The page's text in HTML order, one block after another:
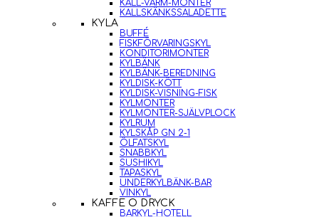
KALL-VARM-MONTER
KALLSKÄNKSSALADETTE
KYLA
BUFFÉ
FISKFÖRVARINGSKYL
KONDITORIMONTER
KYLBÄNK
KYLBÄNK-BEREDNING
KYLDISK-KÖTT
KYLDISK-VISNING-FISK
KYLMONTER
KYLMONTER-SJÄLVPLOCK
KYLRUM
KYLSKÅP GN 2-1
ÖLFATSKYL
SNABBKYL
SUSHIKYL
TAPASKYL
UNDERKYLBÄNK-BAR
VINKYL
KAFFE O DRYCK
BARKYL-HOTELL